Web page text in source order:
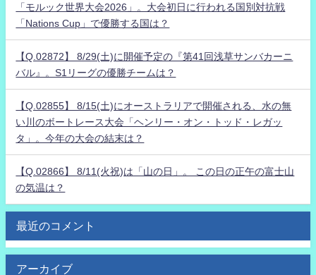
「モルック世界大会2026」。大会初日に行われる国別対抗戦
「Nations Cup」で優勝する国は？
【Q.02872】 8/29(土)に開催予定の『第41回浅草サンバカーニ
バル』。S1リーグの優勝チームは？
【Q.02855】 8/15(土)にオーストラリアで開催される、水の無
い川のボートレース大会「ヘンリー・オン・トッド・レガッ
タ」。今年の大会の結末は？
【Q.02866】 8/11(火祝)は「山の日」。 この日の正午の富士山
の気温は？
最近のコメント
アーカイブ